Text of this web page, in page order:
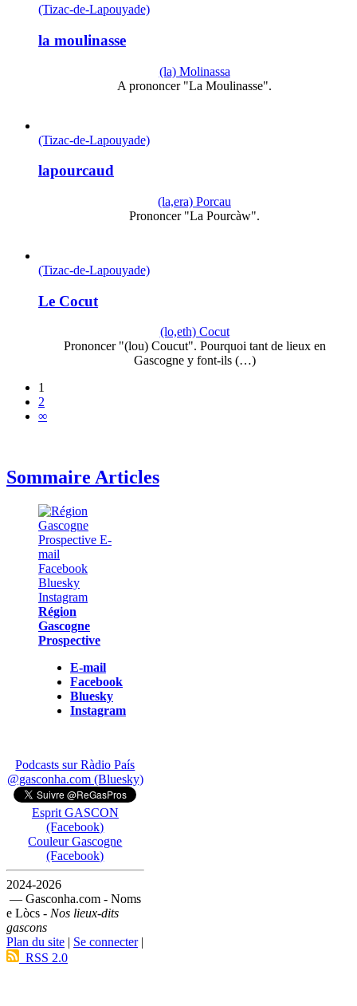
(Tizac-de-Lapouyade)
la moulinasse
(la) Molinassa
A prononcer "La Moulinasse".
(Tizac-de-Lapouyade)
lapourcaud
(la,era) Porcau
Prononcer "La Pourcàw".
(Tizac-de-Lapouyade)
Le Cocut
(lo,eth) Cocut
Prononcer "(lou) Coucut". Pourquoi tant de lieux en
Gascogne y font-ils (…)
1
2
∞
Sommaire Articles
Région
Gascogne
Prospective
E-mail
Facebook
Bluesky
Instagram
Podcasts sur Ràdio País
@gasconha.com (Bluesky)
Esprit GASCON
(Facebook)
Couleur Gascogne
(Facebook)
2024-2026
— Gasconha.com - Noms
e Lòcs - Nos lieux-dits
gascons
Plan du site | Se connecter|
RSS 2.0